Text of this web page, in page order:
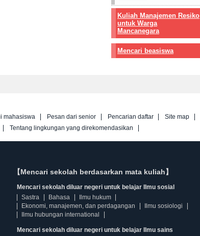
Kuliah Manajemen Resiko
untuk Warga
Mancanegara
Mencari beasiswa
mahasiswa Pesan dari senior Pencarian daftar
Site map
Tentang lingkungan yang direkomendasikan
【Mencari sekolah berdasarkan mata kuliah】
Mencari sekolah diluar negeri untuk belajar Ilmu sosial
Sastra
Bahasa
Ilmu hukum
Ekonomi, manajemen, dan perdagangan
Ilmu sosiologi
Ilmu hubungan international
Mencari sekolah diluar negeri untuk belajar Ilmu sains